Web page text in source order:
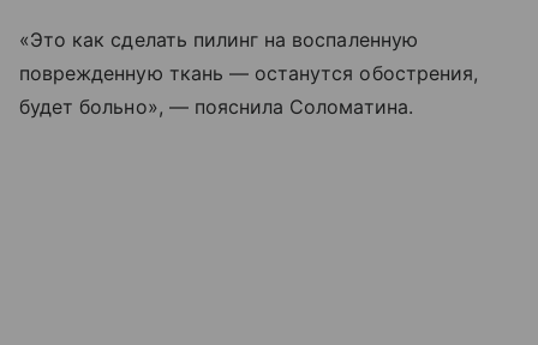
«Это как сделать пилинг на воспаленную
поврежденную ткань — останутся обострения,
будет больно», — пояснила Соломатина.